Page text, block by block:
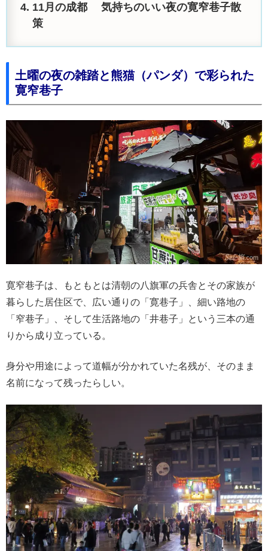
11月の成都 気持ちのいい夜の寛窄巷子散
策
土曜の夜の雑踏と熊猫（パンダ）で彩られた
寛窄巷子
寛窄巷子は、もともとは清朝の八旗軍の兵舎とその家族が
暮らした居住区で、広い通りの「寛巷子」、細い路地の
「窄巷子」、そして生活路地の「井巷子」という三本の通
りから成り立っている。
身分や用途によって道幅が分かれていた名残が、そのまま
名前になって残ったらしい。